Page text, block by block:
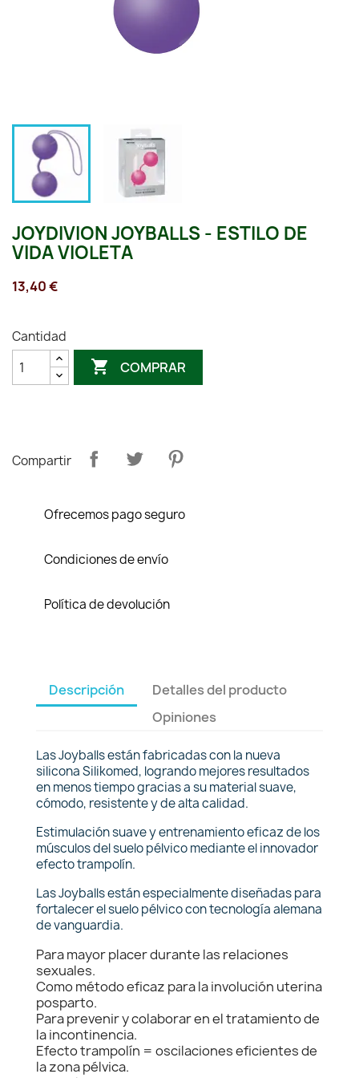
JOYDIVION JOYBALLS - ESTILO DE
VIDA VIOLETA
13,40 €
Cantidad
 COMPRAR
Compartir
Ofrecemos pago seguro
Condiciones de envío
Política de devolución
Descripción
Detalles del producto
Opiniones
Las Joyballs están fabricadas con la nueva
silicona Silikomed, logrando mejores resultados
en menos tiempo gracias a su material suave,
cómodo, resistente y de alta calidad.
Estimulación suave y entrenamiento eficaz de los
músculos del suelo pélvico mediante el innovador
efecto trampolín.
Las Joyballs están especialmente diseñadas para
fortalecer el suelo pélvico con tecnología alemana
de vanguardia.
Para mayor placer durante las relaciones
sexuales.
Como método eficaz para la involución uterina
posparto.
Para prevenir y colaborar en el tratamiento de
la incontinencia.
Efecto trampolín = oscilaciones eficientes de
la zona pélvica.